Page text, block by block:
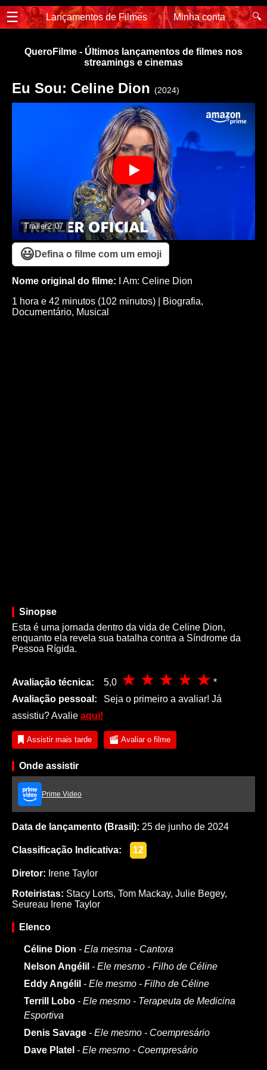
☰ Lançamentos de Filmes Minha conta 🔍
QueroFilme - Últimos lançamentos de filmes nos
streamings e cinemas
Eu Sou: Celine Dion (2024)
Trailer2:07
😃 Defina o filme com um emoji
Nome original do filme: I Am: Celine Dion
1 hora e 42 minutos (102 minutos)
Biografia,
Documentário, Musical
Sinopse
Esta é uma jornada dentro da vida de Celine Dion,
enquanto ela revela sua batalha contra a Síndrome da
Pessoa Rígida.
Avaliação técnica: 5,0
*
Avaliação pessoal:
Seja o primeiro a avaliar! Já
assistiu? Avalie aqui!
Assistir mais tarde Avaliar o filme
Onde assistir
Prime Video
Data de lançamento (Brasil): 25 de junho de 2024
Classificação Indicativa: 12
Diretor: Irene Taylor
Roteiristas: Stacy Lorts, Tom Mackay, Julie Begey,
Seureau Irene Taylor
Elenco
Céline Dion - Ela mesma - Cantora
Nelson Angélil - Ele mesmo - Filho de Céline
Eddy Angélil - Ele mesmo - Filho de Céline
Terrill Lobo - Ele mesmo - Terapeuta de Medicina
Esportiva
Denis Savage - Ele mesmo - Coempresário
Dave Platel - Ele mesmo - Coempresário